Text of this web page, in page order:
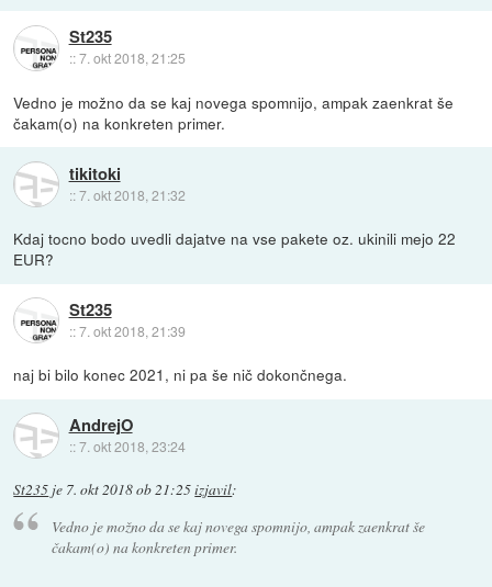
St235
::7. okt 2018, 21:25
Vedno je možno da se kaj novega spomnijo, ampak zaenkrat še
čakam(o) na konkreten primer.
tikitoki
::7. okt 2018, 21:32
Kdaj tocno bodo uvedli dajatve na vse pakete oz. ukinili mejo 22
EUR?
St235
::7. okt 2018, 21:39
naj bi bilo konec 2021, ni pa še nič dokončnega.
AndrejO
::7. okt 2018, 23:24
St235 je 7. okt 2018 ob 21:25izjavil:
Vedno je možno da se kaj novega spomnijo, ampak zaenkrat še
čakam(o) na konkreten primer.